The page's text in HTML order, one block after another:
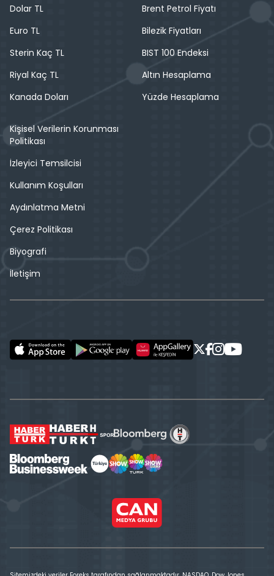
Dolar TL
Euro TL
Sterin Kaç TL
Riyal Kaç TL
Kanada Doları
Brent Petrol Fiyatı
Bilezik Fiyatları
BIST 100 Endeksi
Altın Hesaplama
Yüzde Hesaplama
Kişisel Verilerin Korunması
Politikası
İzleyici Temsilcisi
Kullanım Koşulları
Aydınlatma Metni
Çerez Politikası
Biyografi
İletişim